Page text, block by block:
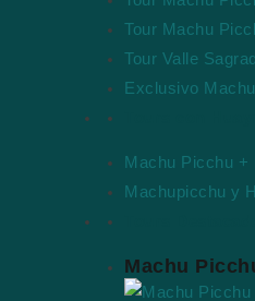
Tour Machu
Tour Valle
Exclusivo
Machu Picchu +
Machupicchu y
Machu